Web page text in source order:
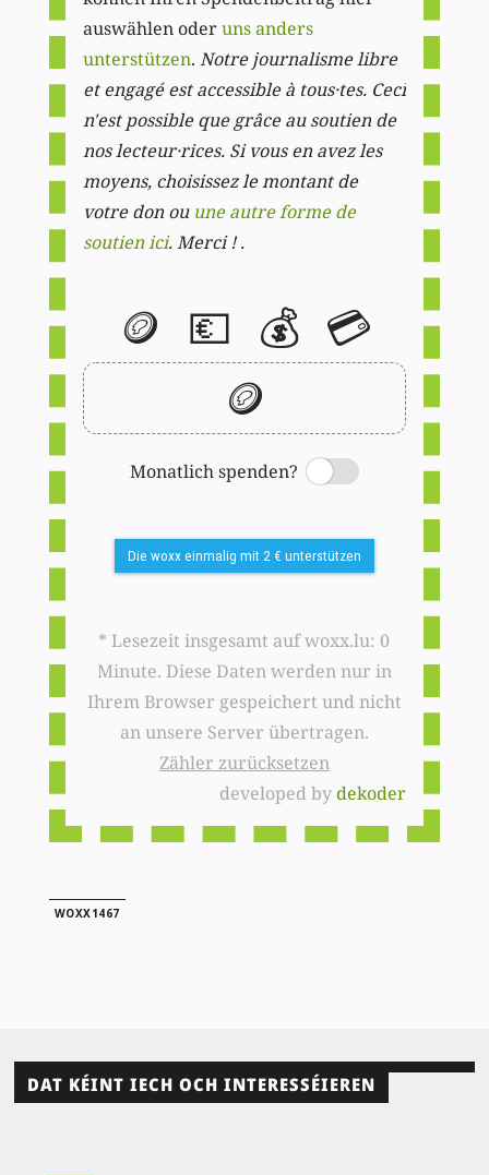
auswählen oderuns anders
unterstützen. Notre journalisme libre
et engagé est accessible à tous·tes. Ceci
n'est possible que grâce au soutien de
nos lecteur·rices. Si vous en avez les
moyens, choisissez le montant de
votre don ou une autre forme de
soutien ici. Merci ! .
🪙 💶 💰 💳
🪙
Monatlich spenden?
Switch
Die woxx einmalig mit 2 € unterstützen
* Lesezeit insgesamt auf woxx.lu: 0
Minute. Diese Daten werden nur in
Ihrem Browser gespeichert und nicht
an unsere Server übertragen.
Zähler zurücksetzen
developed bydekoder
WOXX1467
DAT KÉINT IECH OCH INTERESSÉIEREN